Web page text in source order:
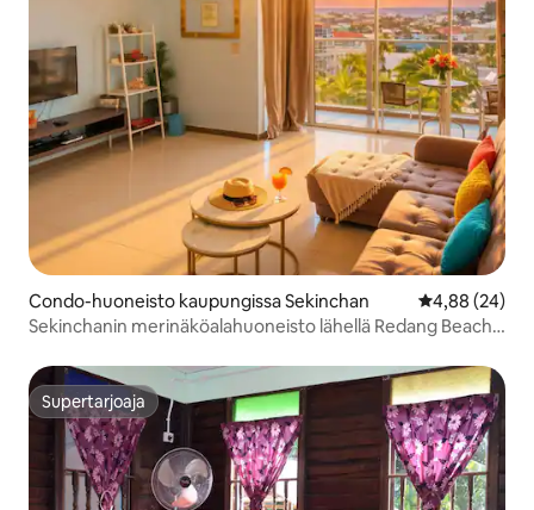
Condo-huoneisto kaupungissa Sekinchan
4,88 (24)
Sekinchanin merinäköalahuoneisto lähellä Redang Beach
Supertarjoaja
Supertarjoaja